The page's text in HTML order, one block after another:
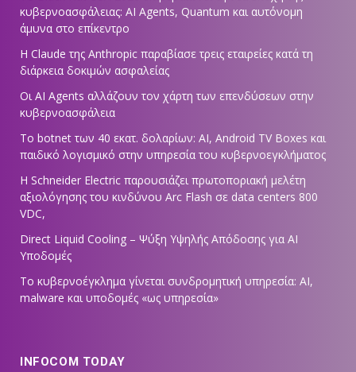
κυβερνοασφάλειας: AI Agents, Quantum και αυτόνομη
άμυνα στο επίκεντρο
Η Claude της Anthropic παραβίασε τρεις εταιρείες κατά τη
διάρκεια δοκιμών ασφαλείας
Οι AI Agents αλλάζουν τον χάρτη των επενδύσεων στην
κυβερνοασφάλεια
Το botnet των 40 εκατ. δολαρίων: AI, Android TV Boxes και
παιδικό λογισμικό στην υπηρεσία του κυβερνοεγκλήματος
Η Schneider Electric παρουσιάζει πρωτοποριακή μελέτη
αξιολόγησης του κινδύνου Arc Flash σε data centers 800
VDC,
Direct Liquid Cooling – Ψύξη Υψηλής Απόδοσης για AI
Υποδομές
Το κυβερνοέγκλημα γίνεται συνδρομητική υπηρεσία: AI,
malware και υποδομές «ως υπηρεσία»
INFOCOM TODAY